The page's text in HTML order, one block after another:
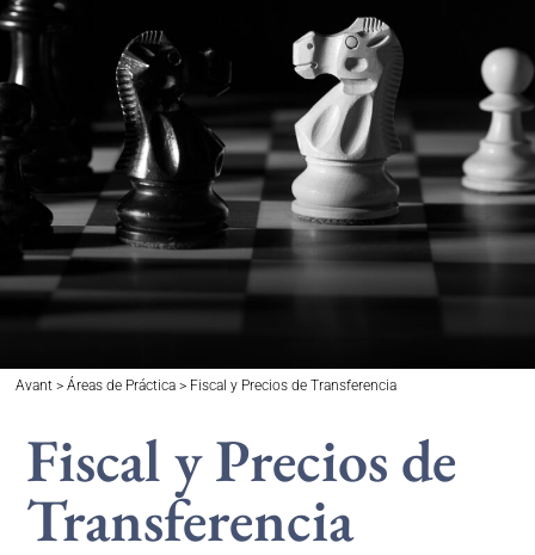
Avant > Áreas de Práctica > Fiscal y Precios de Transferencia
Fiscal y Precios de
Transferencia